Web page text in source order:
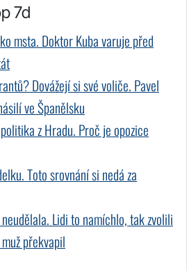
7d
msta. Doktor Kuba varuje před
Dovážejí si své voliče. Pavel
ve Španělsku
z Hradu. Proč je opozice
Toto srovnání si nedá za
Lidi to namíchlo, tak zvolili
překvapil